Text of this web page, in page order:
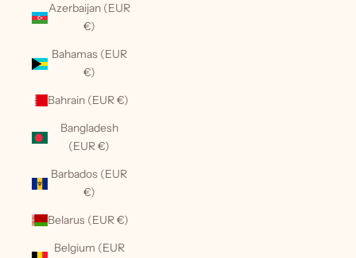
Azerbaijan (EUR
€)
Bahamas (EUR
€)
Bahrain (EUR €)
Bangladesh
(EUR €)
Barbados (EUR
€)
Belarus (EUR €)
Belgium (EUR